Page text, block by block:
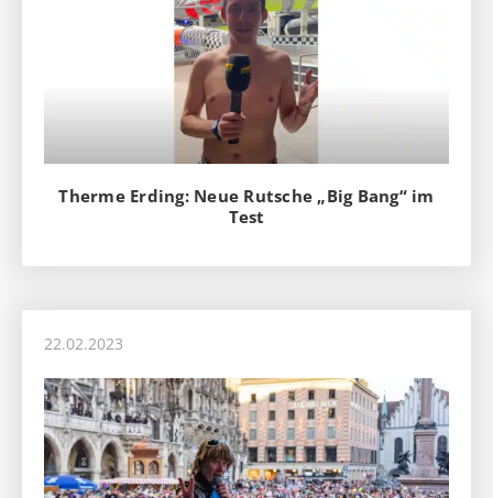
Therme Erding: Neue Rutsche „Big Bang“ im
Test
22.02.2023